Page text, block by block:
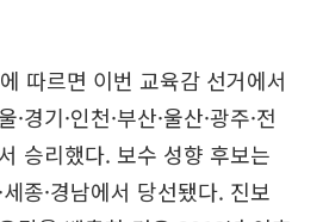
따르면 이번 교육감 선거에서
경기·인천·부산·울산·광주·전
승리했다. 보수 성향 후보는
세종·경남에서 당선됐다. 진보